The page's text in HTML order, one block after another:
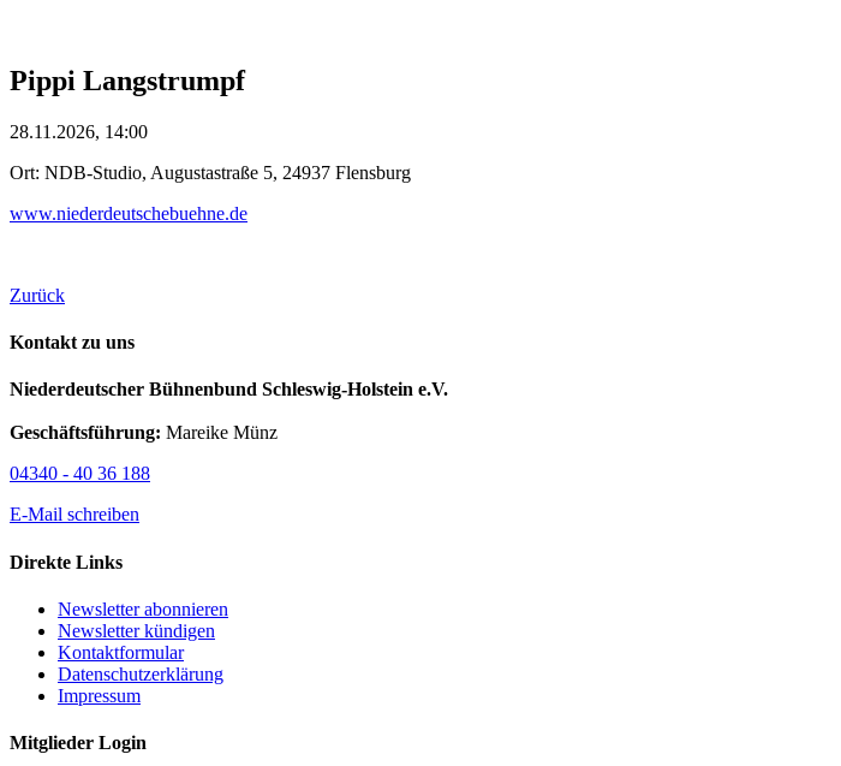
Pippi Langstrumpf
28.11.2026, 14:00
Ort: NDB-Studio, Augustastraße 5, 24937 Flensburg
www.niederdeutschebuehne.de
Zurück
Kontakt zu uns
Niederdeutscher Bühnenbund Schleswig-Holstein e.V.
Geschäftsführung: Mareike Münz
04340 - 40 36 188
E-Mail schreiben
Direkte Links
Newsletter abonnieren
Newsletter kündigen
Kontaktformular
Datenschutzerklärung
Impressum
Mitglieder Login